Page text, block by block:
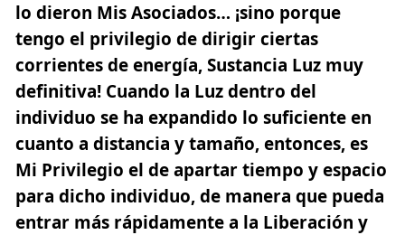
lo dieron Mis Asociados… ¡sino porque
tengo el privilegio de dirigir ciertas
corrientes de energía, Sustancia Luz muy
definitiva! Cuando la Luz dentro del
individuo se ha expandido lo suficiente en
cuanto a distancia y tamaño, entonces, es
Mi Privilegio el de apartar tiempo y espacio
para dicho individuo, de manera que pueda
entrar más rápidamente a la Liberación y